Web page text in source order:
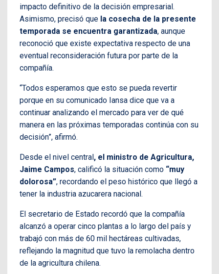
impacto definitivo de la decisión empresarial.
Asimismo, precisó que la cosecha de la presente
temporada se encuentra garantizada, aunque
reconoció que existe expectativa respecto de una
eventual reconsideración futura por parte de la
compañía.
“Todos esperamos que esto se pueda revertir
porque en su comunicado Iansa dice que va a
continuar analizando el mercado para ver de qué
manera en las próximas temporadas continúa con su
decisión”, afirmó.
Desde el nivel central, el ministro de Agricultura,
Jaime Campos, calificó la situación como “muy
dolorosa”, recordando el peso histórico que llegó a
tener la industria azucarera nacional.
El secretario de Estado recordó que la compañía
alcanzó a operar cinco plantas a lo largo del país y
trabajó con más de 60 mil hectáreas cultivadas,
reflejando la magnitud que tuvo la remolacha dentro
de la agricultura chilena.